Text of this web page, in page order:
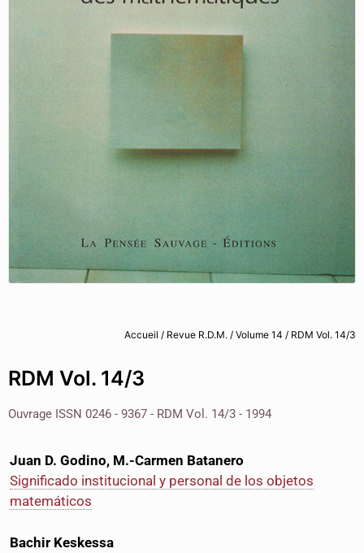
Accueil / Revue R.D.M. / Volume 14 / RDM Vol. 14/3
RDM Vol. 14/3
Ouvrage ISSN 0246 - 9367 - RDM Vol. 14/3 - 1994
Juan D. Godino, M.-Carmen Batanero
Significado institucional y personal de los objetos
matemáticos
Bachir Keskessa